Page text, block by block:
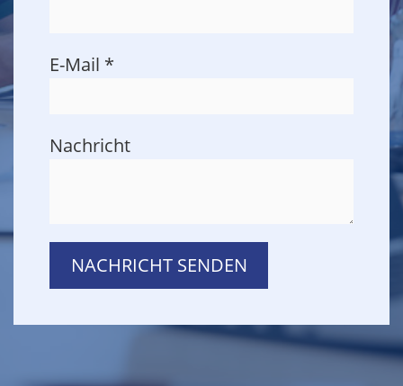
E-Mail *
Nachricht
NACHRICHT SENDEN